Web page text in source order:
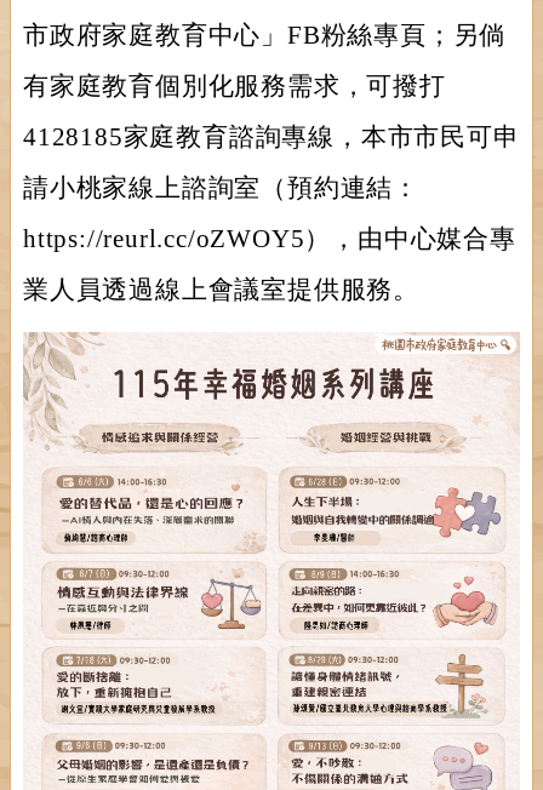
市政府家庭教育中心」FB粉絲專頁；另倘
有家庭教育個別化服務需求，可撥打
4128185家庭教育諮詢專線，本市市民可申
請小桃家線上諮詢室（預約連結：
https://reurl.cc/oZWOY5），由中心媒合專
業人員透過線上會議室提供服務。